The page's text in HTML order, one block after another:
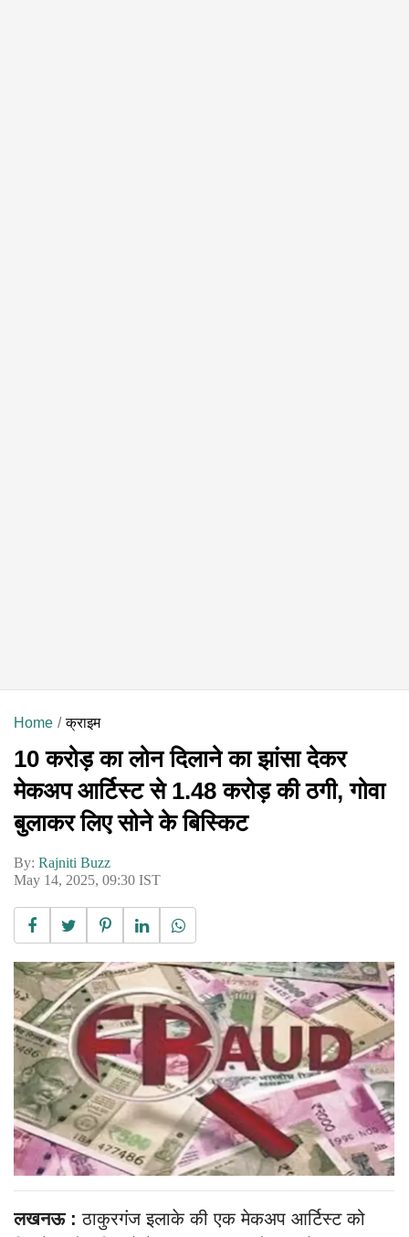
Home क्राइम
10 करोड़ का लोन दिलाने का झांसा देकर
मेकअप आर्टिस्ट से 1.48 करोड़ की ठगी, गोवा
बुलाकर लिए सोने के बिस्किट
By: Rajniti Buzz
May 14, 2025, 09:30 IST
लखनऊ : ठाकुरगंज इलाके की एक मेकअप आर्टिस्ट को